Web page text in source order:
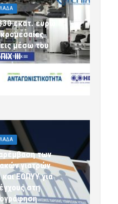
εκατ. ευρώ
μέσω του
ΙΙΙ
των
γιατρών
ΕΟΠΥΥ για
στη